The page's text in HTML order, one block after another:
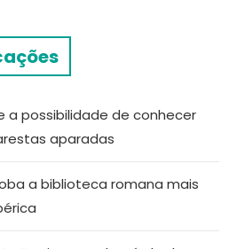
a possibilidade de conhecer
aparadas
a biblioteca romana mais